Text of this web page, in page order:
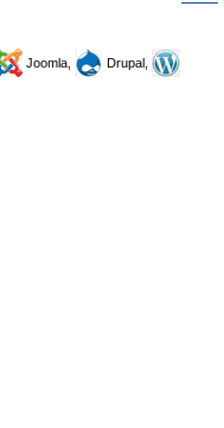
Joomla,
Drupal,